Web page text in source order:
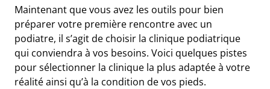
Maintenant que vous avez les outils pour bien
préparer votre première rencontre avec un
podiatre, il s’agit de choisir la clinique podiatrique
qui conviendra à vos besoins. Voici quelques pistes
pour sélectionner la clinique la plus adaptée à votre
réalité ainsi qu’à la condition de vos pieds.